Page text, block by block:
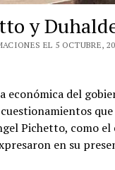
y
EL 5 OCTUBRE,
económica del
Pichetto, como
en su